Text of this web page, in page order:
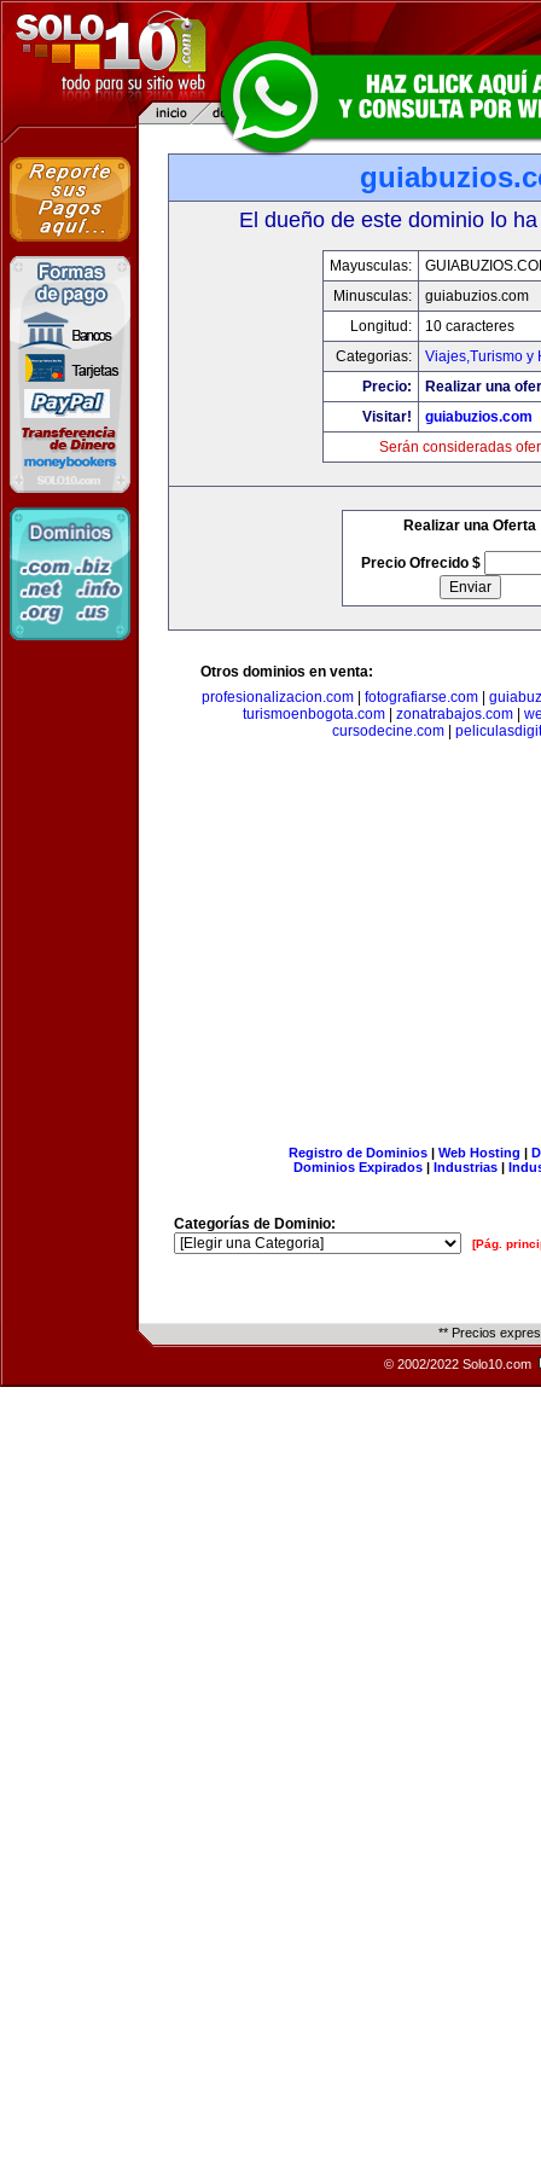
El dueño de este dominio lo
Mayusculas:
Minusculas:
guiabuzios.com
Longitud:
10 caracteres
Categorias:
Viajes,Turismo y
Precio:
Realizar una
Visitar!
guiabuzios.com
Serán consideradas
Realizar una Oferta
Precio Ofrecido $
Otros dominios en venta:
profesionalizacion.com
fotografiarse.com
turismoenbogota.com
zonatrabajos.com
cursodecine.com|
Registro de Dominios| Web Hosting |
Dominios Expirados | Industrias |
Categorías de Dominio:
[Pág.
** Precios
© 2002/2022 Solo10.com